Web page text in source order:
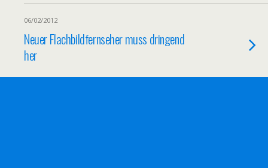
06/02/2012
Neuer Flachbildfernseher muss dringend
her